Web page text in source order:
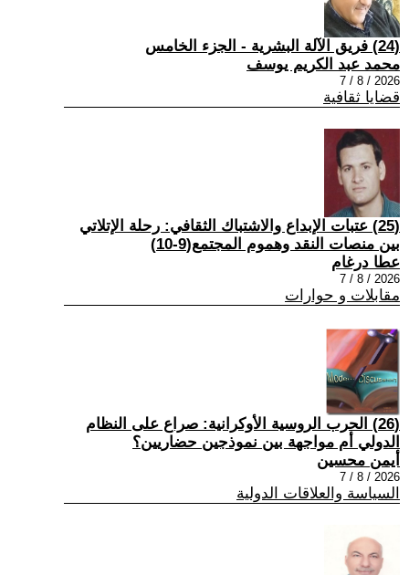
(24) فريق الآلة البشرية - الجزء الخامس
محمد عبد الكريم يوسف
2026 / 8 / 7
قضايا ثقافية
(25) عتبات الإبداع والاشتباك الثقافي: رحلة الإتلاتي
بين منصات النقد وهموم المجتمع(9-10)
عطا درغام
2026 / 8 / 7
مقابلات و حوارات
(26) الحرب الروسية الأوكرانية: صراع على النظام
الدولي أم مواجهة بين نموذجين حضاريين؟
أيمن محسين
2026 / 8 / 7
السياسة والعلاقات الدولية